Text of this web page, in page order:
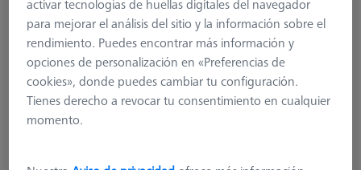
activar tecnologías de huellas digitales del navegador
para mejorar el análisis del sitio y la información sobre el
rendimiento. Puedes encontrar más información y
opciones de personalización en «Preferencias de
cookies», donde puedes cambiar tu configuración.
Tienes derecho a revocar tu consentimiento en cualquier
momento.